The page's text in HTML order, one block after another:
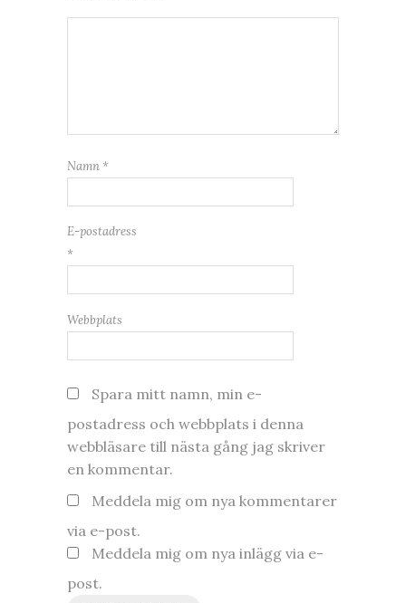
Namn *
E-postadress
*
Webbplats
Spara mitt namn, min e-
postadress och webbplats i denna
webbläsare till nästa gång jag skriver
en kommentar.
Meddela mig om nya kommentarer
via e-post.
Meddela mig om nya inlägg via e-
post.